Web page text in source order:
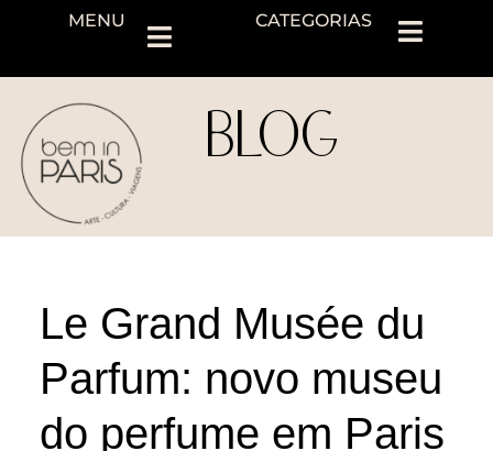
MENU CATEGORIAS
BLOG
Le Grand Musée du
Parfum: novo museu
do perfume em Paris